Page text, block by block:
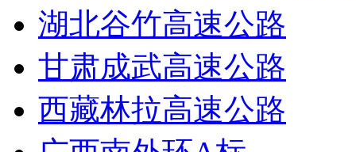
湖北谷竹高速公路
甘肃成武高速公路
西藏林拉高速公路